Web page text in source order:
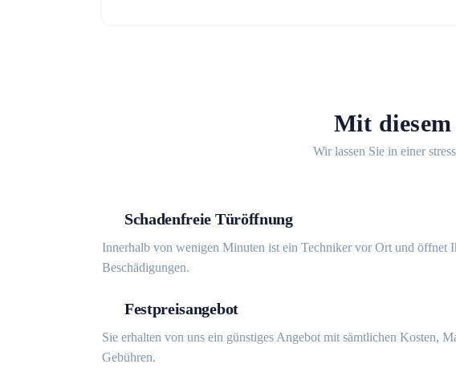
Mit
Wir lassen Sie in einer
Schadenfreie Türöffnung
Innerhalb von wenigen Minuten ist ein Techniker vor Ort und öffnet
Beschädigungen.
Festpreisangebot
Sie erhalten von uns ein günstiges Angebot mit sämtlichen Kosten,
Gebühren.